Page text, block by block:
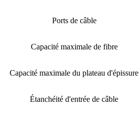
Ports de câble
Capacité maximale de fibre
Capacité maximale du plateau d'épissure
Étanchéité d'entrée de câble